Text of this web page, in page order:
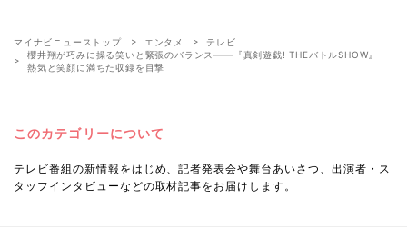
マイナビニューストップ エンタメ
テレビ
櫻井翔が巧みに操る笑いと緊張のバランス――『真剣遊戯! THEバトルSHOW』
熱気と笑顔に満ちた収録を目撃
このカテゴリーについて
テレビ番組の新情報をはじめ、記者発表会や舞台あいさつ、出演者・ス
タッフインタビューなどの取材記事をお届けします。